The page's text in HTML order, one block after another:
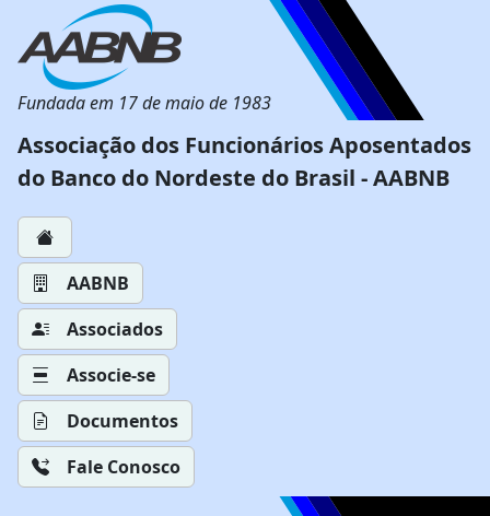
Fundada em 17 de maio de 1983
Associação dos Funcionários Aposentados
do Banco do Nordeste do Brasil - AABNB
AABNB
Associados
Associe-se
Documentos
Fale Conosco